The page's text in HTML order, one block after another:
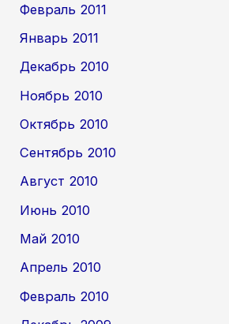
Февраль 2011
Январь 2011
Декабрь 2010
Ноябрь 2010
Октябрь 2010
Сентябрь 2010
Август 2010
Июнь 2010
Май 2010
Апрель 2010
Февраль 2010